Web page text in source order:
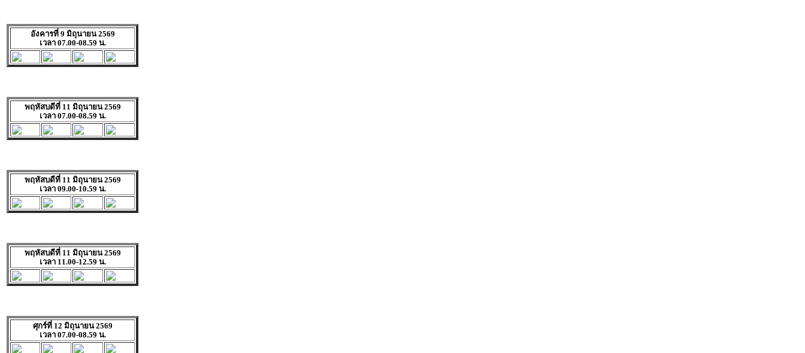
อังคารที่ 9 มิถุนายน 2569
เวลา 07.00-08.59 น.
พฤหัสบดีที่ 11 มิถุนายน 2569
เวลา 07.00-08.59 น.
พฤหัสบดีที่ 11 มิถุนายน 2569
เวลา 09.00-10.59 น.
พฤหัสบดีที่ 11 มิถุนายน 2569
เวลา 11.00-12.59 น.
ศุกร์ที่ 12 มิถุนายน 2569
เวลา 07.00-08.59 น.